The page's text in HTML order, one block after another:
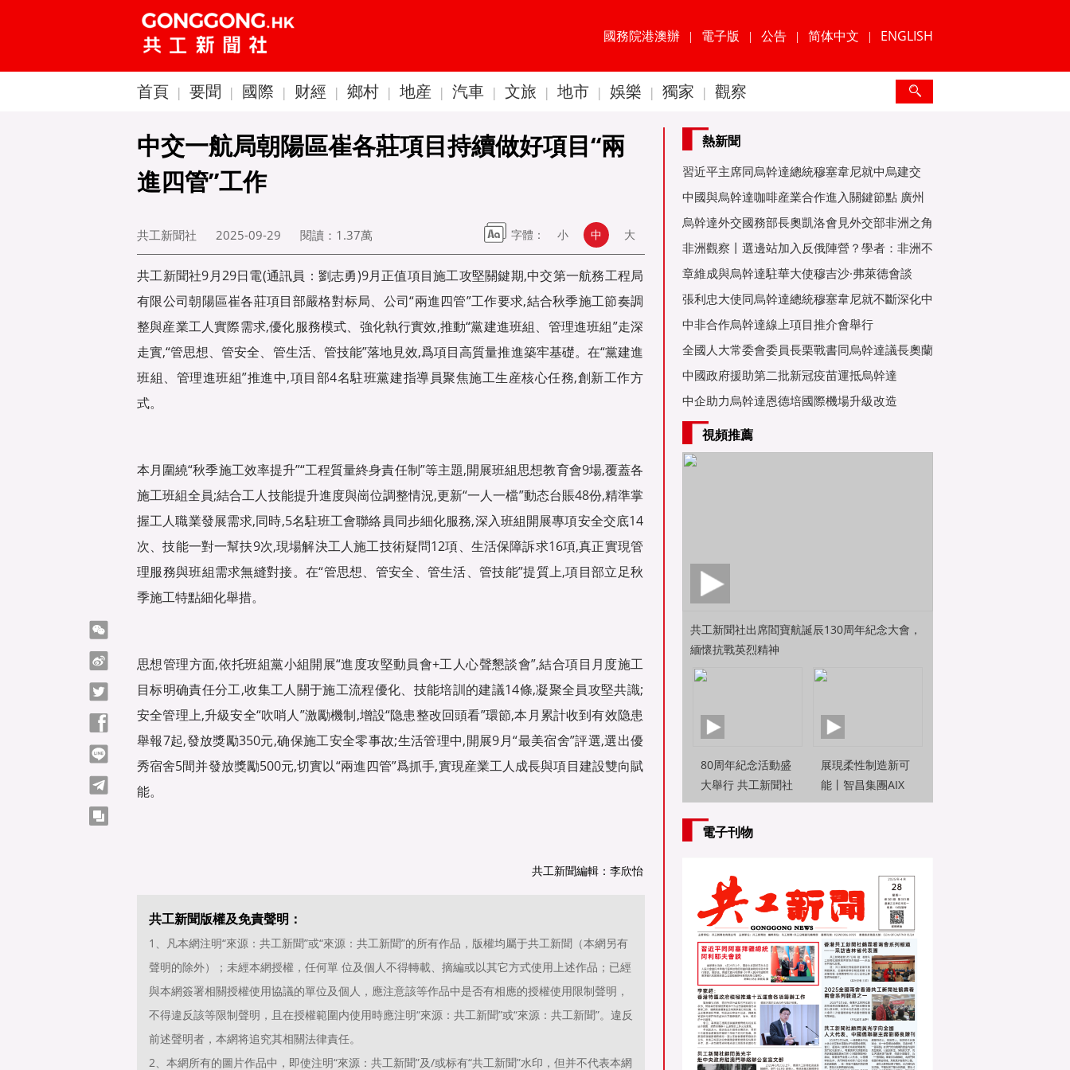
國務院港澳辦 | 電子版 | 公告 | 简体中文 | ENGLISH
首頁 | 要聞 | 國際 | 财經 | 鄉村 | 地産 | 汽車 | 文旅 | 地市 | 娛樂 | 獨家 | 觀察
中交一航局朝陽區崔各莊項目持續做好項目“兩
進四管”工作
共工新聞社 2025-09-29 閱讀： 1.37萬 字體： 小 中 大
共工新聞社9月29日電(通訊員：劉志勇)9月正值項目施工攻堅關鍵期,中交第一航務工程局
有限公司朝陽區崔各莊項目部嚴格對标局、公司“兩進四管”工作要求,結合秋季施工節奏調
整與産業工人實際需求,優化服務模式、強化執行實效,推動“黨建進班組、管理進班組”走深
走實,“管思想、管安全、管生活、管技能”落地見效,爲項目高質量推進築牢基礎。在“黨建進
班組、管理進班組”推進中,項目部4名駐班黨建指導員聚焦施工生産核心任務,創新工作方
式。
本月圍繞“秋季施工效率提升”“工程質量終身責任制”等主題,開展班組思想教育會9場,覆蓋各
施工班組全員;結合工人技能提升進度與崗位調整情況,更新“一人一檔”動态台賬48份,精準掌
握工人職業發展需求,同時,5名駐班工會聯絡員同步細化服務,深入班組開展專項安全交底14
次、技能一對一幫扶9次,現場解決工人施工技術疑問12項、生活保障訴求16項,真正實現管
理服務與班組需求無縫對接。在“管思想、管安全、管生活、管技能”提質上,項目部立足秋
季施工特點細化舉措。
思想管理方面,依托班組黨小組開展“進度攻堅動員會+工人心聲懇談會”,結合項目月度施工
目标明确責任分工,收集工人關于施工流程優化、技能培訓的建議14條,凝聚全員攻堅共識;
安全管理上,升級安全“吹哨人”激勵機制,增設“隐患整改回頭看”環節,本月累計收到有效隐患
舉報7起,發放獎勵350元,确保施工安全零事故;生活管理中,開展9月“最美宿舍”評選,選出優
秀宿舍5間并發放獎勵500元,切實以“兩進四管”爲抓手,實現産業工人成長與項目建設雙向賦
能。
共工新聞編輯：李欣怡
共工新聞版權及免責聲明：
1、凡本網注明“來源：共工新聞”或“來源：共工新聞”的所有作品，版權均屬于共工新聞（本網另有
聲明的除外）；未經本網授權，任何單 位及個人不得轉載、摘編或以其它方式使用上述作品；已經
與本網簽署相關授權使用協議的單位及個人，應注意該等作品中是否有相應的授權使用限制聲明，
不得違反該等限制聲明，且在授權範圍内使用時應注明“來源：共工新聞”或“來源：共工新聞”。違反
前述聲明者，本網将追究其相關法律責任。
2、本網所有的圖片作品中，即使注明“來源：共工新聞”及/或标有“共工新聞”水印，但并不代表本網
熱新聞
習近平主席同烏幹達總統穆塞韋尼就中烏建交
60周年互緻
中國與烏幹達咖啡産業合作進入關鍵節點 廣州
金達爲重
烏幹達外交國務部長奧凱洛會見外交部非洲之角
事務特使
非洲觀察丨選邊站加入反俄陣營？學者：非洲不
是棋子
章維成與烏幹達駐華大使穆吉沙·弗萊德會談
張利忠大使同烏幹達總統穆塞韋尼就不斷深化中
烏友好關
中非合作烏幹達線上項目推介會舉行
全國人大常委會委員長栗戰書同烏幹達議長奧蘭
亞舉行會
中國政府援助第二批新冠疫苗運抵烏幹達
中企助力烏幹達恩德培國際機場升級改造
視頻推薦
共工新聞社出席閻寶航誕辰130周年紀念大會，
緬懷抗戰英烈精神
80周年紀念活動盛
大舉行 共工新聞社
特約新聞觀察員前
方直擊
展現柔性制造新可
能丨智昌集團AIX
機器人亮相2025世
電子刊物